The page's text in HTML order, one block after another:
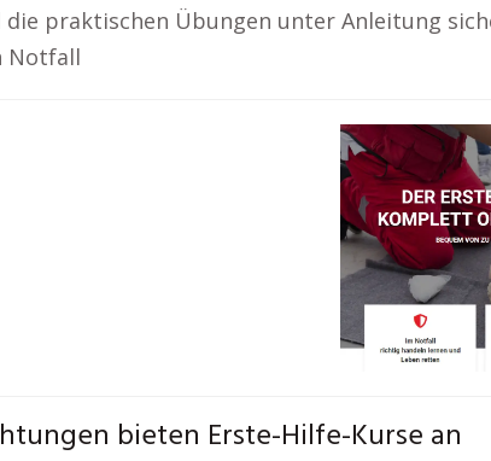
praktischen Übungen unter Anleitung
Notfall
bieten Erste-Hilfe-Kurse an